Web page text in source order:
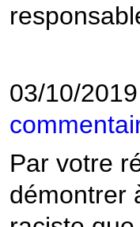
03/10/
Par votre
démontrer